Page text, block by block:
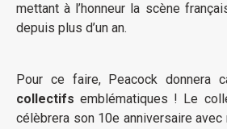
mettant à l’honneur la scène
depuis plus d’un an.
Pour ce faire, Peacock donnera
collectifs emblématiques ! Le
célèbrera son 10e anniversaire avec